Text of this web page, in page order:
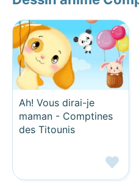
Ah! Vous dirai-je
maman - Comptines
des Titounis